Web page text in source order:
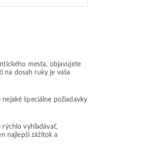
mesta, objavujete
na dosah ruky je vaša
špeciálne požiadavky
rýchlo vyhľadávať,
najlepší zážitok a